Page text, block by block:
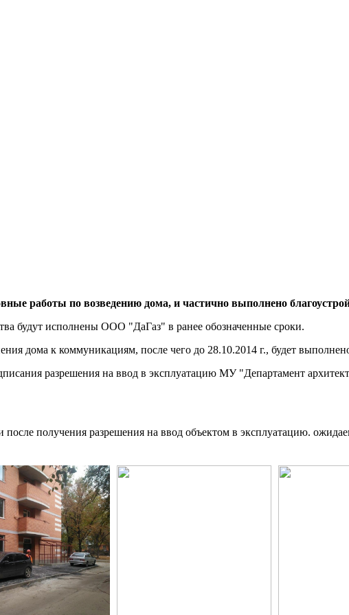
работы по возведению дома, и частично выполнено
будут исполнены ООО "ДаГаз" в ранее обозначенные сроки.
дома к коммуникациям, после чего до 28.10.2014 г., будет
разрешения на ввод в эксплуатацию МУ "Департамент
получения разрешения на ввод объектом в эксплуатацию.